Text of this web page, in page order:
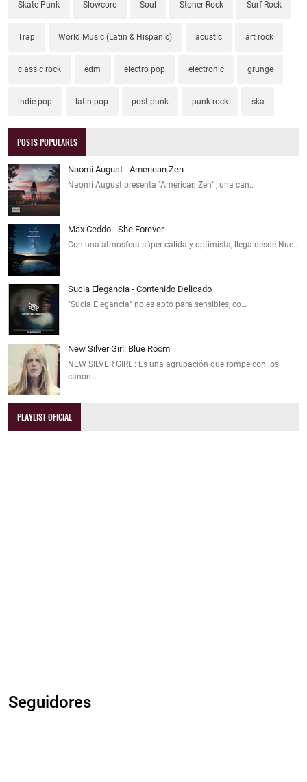
Skate Punk Slowcore Soul Stoner Rock Surf Rock
Trap World Music (Latin & Hispanic) acustic art rock
classic rock edm electro pop electronic grunge
indie pop latin pop post-punk punk rock ska
POSTS POPULARES
Naomi August - American Zen
Naomi August presenta "American Zen" , una can…
Max Ceddo - She Forever
Con una atmósfera súper cálida y optimista, llega desde Nue…
Sucia Elegancia - Contenido Delicado
"Sucia Elegancia" no es apto para sensibles, co…
New Silver Girl: Blue Room
NEW SILVER GIRL : Es una agrupación que rompe con los
canon…
PLAYLIST OFICIAL
Seguidores